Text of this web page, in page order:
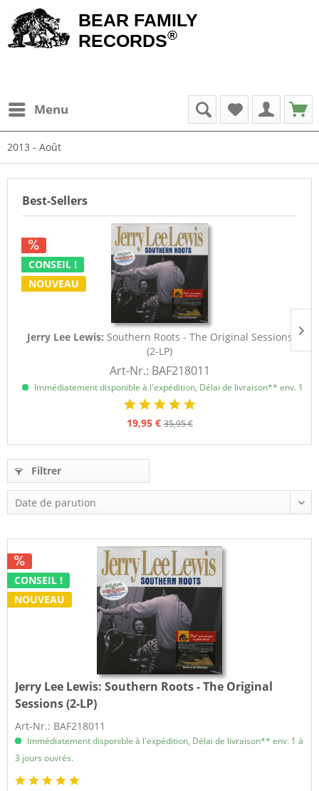
BEAR FAMILY
RECORDS®
Menu
2013 - Août
Best-Sellers
CONSEIL !
NOUVEAU
Jerry Lee Lewis: Southern Roots - The Original Sessions
(2-LP)
Art-Nr.: BAF218011
Immédiatement disponible à l'expédition, Délai de livraison** env. 1 à
19,95 € 35,95 €
Filtrer
CONSEIL !
NOUVEAU
Jerry Lee Lewis: Southern Roots - The Original
Sessions (2-LP)
Art-Nr.: BAF218011
Immédiatement disponible à l'expédition, Délai de livraison** env. 1 à
3 jours ouvrés.